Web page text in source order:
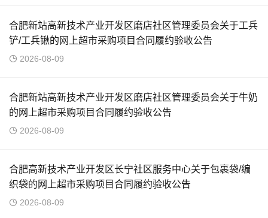
合肥新站高新技术产业开发区磨店社区管理委员会关于工兵
铲/工兵锹的网上超市采购项目合同履约验收公告
2026-08-09
合肥新站高新技术产业开发区磨店社区管理委员会关于牛奶
的网上超市采购项目合同履约验收公告
2026-08-09
合肥高新技术产业开发区长宁社区服务中心关于包裹袋/编
织袋的网上超市采购项目合同履约验收公告
2026-08-09